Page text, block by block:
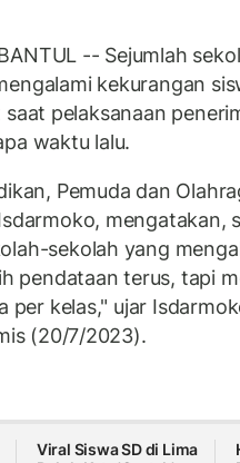
-- Sejumlah
kekurangan
pelaksanaan
waktu lalu.
Pemuda dan
mengatakan,
sekolah yang
pendataan terus, tapi
per kelas," ujar
(20/7/2023).
Viral Siswa SD di Lima